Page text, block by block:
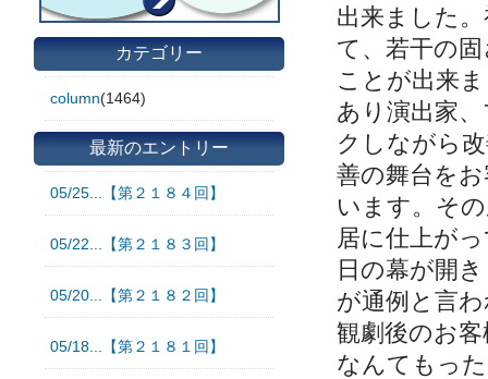
カテゴリー
column(1464)
最新のエントリー
05/25...【第２１８４回】
05/22...【第２１８３回】
05/20...【第２１８２回】
05/18...【第２１８１回】
出来ました
て、若干の
ことが出来
あり演出家
クしながら
善の舞台を
います。そ
居に仕上が
日の幕が開
が通例と言
観劇後のお
なんてもっ